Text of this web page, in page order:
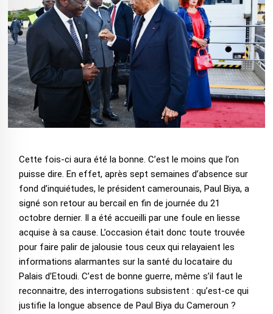
Cette fois-ci aura été la bonne. C’est le moins que l’on
puisse dire. En effet, après sept semaines d’absence sur
fond d’inquiétudes, le président camerounais, Paul Biya, a
signé son retour au bercail en fin de journée du 21
octobre dernier. Il a été accueilli par une foule en liesse
acquise à sa cause. L’occasion était donc toute trouvée
pour faire palir de jalousie tous ceux qui relayaient les
informations alarmantes sur la santé du locataire du
Palais d’Etoudi. C’est de bonne guerre, même s’il faut le
reconnaitre, des interrogations subsistent : qu’est-ce qui
justifie la longue absence de Paul Biya du Cameroun ?